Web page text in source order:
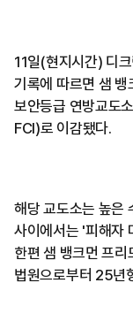
11일(현지시간) 디
기록에 따르면 샘
보안등급 연방교도
FCI)로 이감됐다.
해당 교도소는 높은
사이에서는 '피해자
한편 샘 뱅크먼 프
법원으로부터 25년